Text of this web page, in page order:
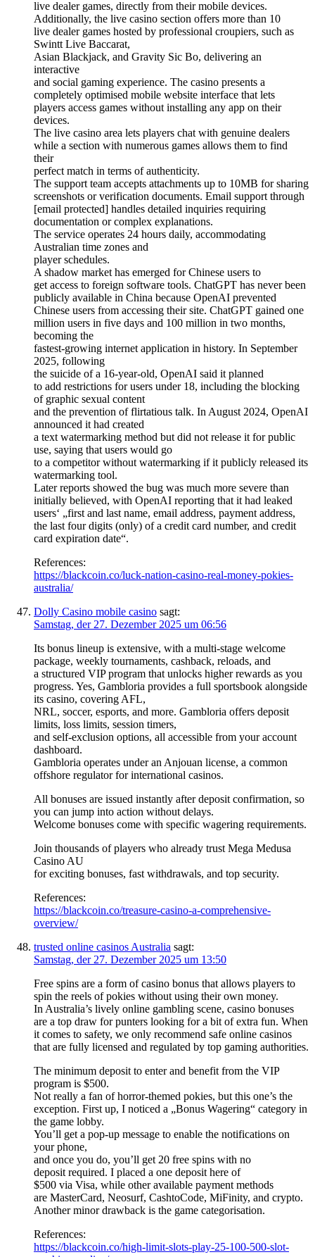
live dealer games, directly from their mobile devices.
Additionally, the live casino section offers more than 10
live dealer games hosted by professional croupiers, such as
Swintt Live Baccarat,
Asian Blackjack, and Gravity Sic Bo, delivering an
interactive
and social gaming experience. The casino presents a
completely optimised mobile website interface that lets
players access games without installing any app on their
devices.
The live casino area lets players chat with genuine dealers
while a section with numerous games allows them to find
their
perfect match in terms of authenticity.
The support team accepts attachments up to 10MB for sharing
screenshots or verification documents. Email support through
[email protected] handles detailed inquiries requiring
documentation or complex explanations.
The service operates 24 hours daily, accommodating
Australian time zones and
player schedules.
A shadow market has emerged for Chinese users to
get access to foreign software tools. ChatGPT has never been
publicly available in China because OpenAI prevented
Chinese users from accessing their site. ChatGPT gained one
million users in five days and 100 million in two months,
becoming the
fastest-growing internet application in history. In September
2025, following
the suicide of a 16-year-old, OpenAI said it planned
to add restrictions for users under 18, including the blocking
of graphic sexual content
and the prevention of flirtatious talk. In August 2024, OpenAI
announced it had created
a text watermarking method but did not release it for public
use, saying that users would go
to a competitor without watermarking if it publicly released its
watermarking tool.
Later reports showed the bug was much more severe than
initially believed, with OpenAI reporting that it had leaked
users‘ „first and last name, email address, payment address,
the last four digits (only) of a credit card number, and credit
card expiration date“.
References:
https://blackcoin.co/luck-nation-casino-real-money-pokies-
australia/
Dolly Casino mobile casino sagt:
Samstag, der 27. Dezember 2025 um 06:56
Its bonus lineup is extensive, with a multi-stage welcome
package, weekly tournaments, cashback, reloads, and
a structured VIP program that unlocks higher rewards as you
progress. Yes, Gambloria provides a full sportsbook alongside
its casino, covering AFL,
NRL, soccer, esports, and more. Gambloria offers deposit
limits, loss limits, session timers,
and self-exclusion options, all accessible from your account
dashboard.
Gambloria operates under an Anjouan license, a common
offshore regulator for international casinos.
All bonuses are issued instantly after deposit confirmation, so
you can jump into action without delays.
Welcome bonuses come with specific wagering requirements.
Join thousands of players who already trust Mega Medusa
Casino AU
for exciting bonuses, fast withdrawals, and top security.
References:
https://blackcoin.co/treasure-casino-a-comprehensive-
overview/
trusted online casinos Australia sagt:
Samstag, der 27. Dezember 2025 um 13:50
Free spins are a form of casino bonus that allows players to
spin the reels of pokies without using their own money.
In Australia’s lively online gambling scene, casino bonuses
are a top draw for punters looking for a bit of extra fun. When
it comes to safety, we only recommend safe online casinos
that are fully licensed and regulated by top gaming authorities.
The minimum deposit to enter and benefit from the VIP
program is $500.
Not really a fan of horror-themed pokies, but this one’s the
exception. First up, I noticed a „Bonus Wagering“ category in
the game lobby.
You’ll get a pop-up message to enable the notifications on
your phone,
and once you do, you’ll get 20 free spins with no
deposit required. I placed a one deposit here of
$500 via Visa, while other available payment methods
are MasterCard, Neosurf, CashtoCode, MiFinity, and crypto.
Another minor drawback is the game categorisation.
References:
https://blackcoin.co/high-limit-slots-play-25-100-500-slot-